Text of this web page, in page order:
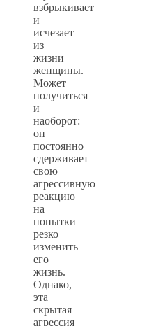
взбрыкивает
и
исчезает
из
жизни
женщины.
Может
получиться
и
наоборот:
он
постоянно
сдерживает
свою
агрессивную
реакцию
на
попытки
резко
изменить
его
жизнь.
Однако,
эта
скрытая
агрессия